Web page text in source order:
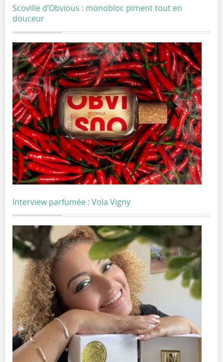
Scoville d’Obvious : monobloc piment tout en
douceur
Interview parfumée : Vola Vigny